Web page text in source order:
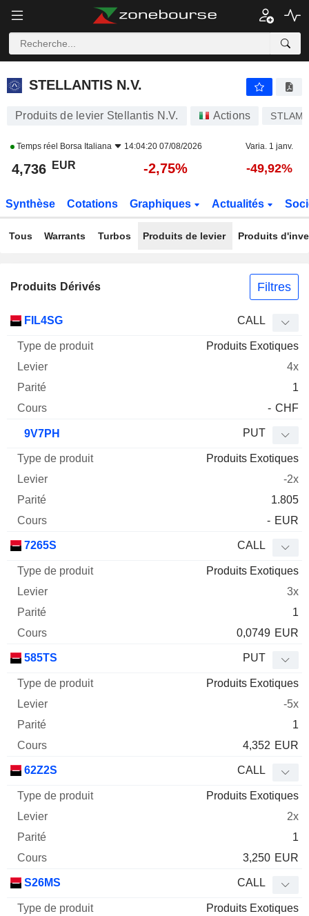
STELLANTIS N.V.
STELLANTIS N.V.
Produits de levier Stellantis N.V. Actions STLAM
Temps réel Borsa Italiana 14:04:20 07/08/2026 Varia. 1 janv.
4,736 EUR -2,75% -49,92%
Synthèse Cotations Graphiques Actualités
Tous Warrants Turbos Produits de levier Produits
Produits Dérivés Filtres
Mnemo Type produit
Cours
FIL4SG CALL
Produits Exotiques
4x
1
- CHF
9V7PH PUT
Produits Exotiques
-2x
1.805
- EUR
7265S CALL
Produits Exotiques
3x
1
0,0749 EUR
585TS PUT
Produits Exotiques
-5x
1
4,352 EUR
62Z2S CALL
Produits Exotiques
2x
1
3,250 EUR
S26MS CALL
Produits Exotiques